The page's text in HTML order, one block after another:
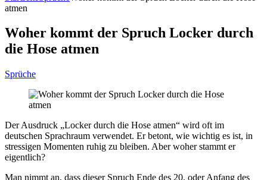
atmen
Woher kommt der Spruch Locker durch
die Hose atmen
Sprüche
Der Ausdruck „Locker durch die Hose atmen“ wird oft im
deutschen Sprachraum verwendet. Er betont, wie wichtig es ist, in
stressigen Momenten ruhig zu bleiben. Aber woher stammt er
eigentlich?
Man nimmt an, dass dieser Spruch Ende des 20. oder Anfang des